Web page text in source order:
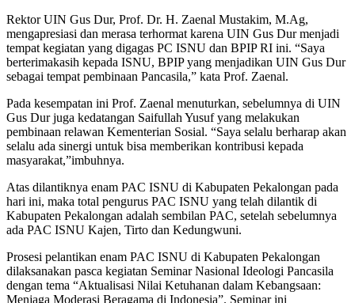
Rektor UIN Gus Dur, Prof. Dr. H. Zaenal Mustakim, M.Ag,
mengapresiasi dan merasa terhormat karena UIN Gus Dur menjadi
tempat kegiatan yang digagas PC ISNU dan BPIP RI ini. “Saya
berterimakasih kepada ISNU, BPIP yang menjadikan UIN Gus Dur
sebagai tempat pembinaan Pancasila,” kata Prof. Zaenal.
Pada kesempatan ini Prof. Zaenal menuturkan, sebelumnya di UIN
Gus Dur juga kedatangan Saifullah Yusuf yang melakukan
pembinaan relawan Kementerian Sosial. “Saya selalu berharap akan
selalu ada sinergi untuk bisa memberikan kontribusi kepada
masyarakat,”imbuhnya.
Atas dilantiknya enam PAC ISNU di Kabupaten Pekalongan pada
hari ini, maka total pengurus PAC ISNU yang telah dilantik di
Kabupaten Pekalongan adalah sembilan PAC, setelah sebelumnya
ada PAC ISNU Kajen, Tirto dan Kedungwuni.
Prosesi pelantikan enam PAC ISNU di Kabupaten Pekalongan
dilaksanakan pasca kegiatan Seminar Nasional Ideologi Pancasila
dengan tema “Aktualisasi Nilai Ketuhanan dalam Kebangsaan:
Menjaga Moderasi Beragama di Indonesia”. Seminar ini